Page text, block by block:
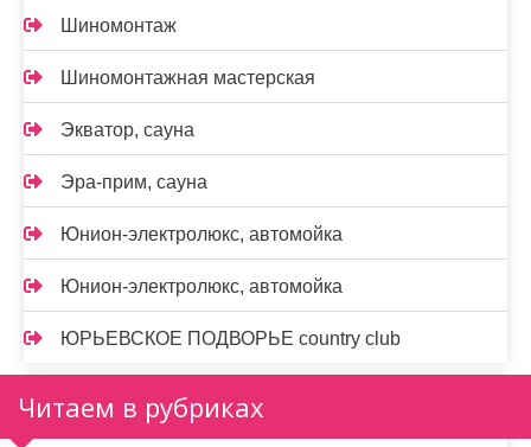
Шиномонтаж
Шиномонтажная мастерская
Экватор, сауна
Эра-прим, сауна
Юнион-электролюкс, автомойка
Юнион-электролюкс, автомойка
ЮРЬЕВСКОЕ ПОДВОРЬЕ country club
Читаем в рубриках